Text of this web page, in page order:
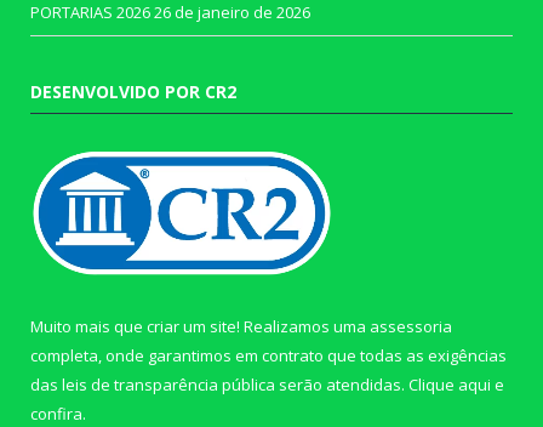
PORTARIAS 202626 de janeiro de 2026
DESENVOLVIDO POR CR2
Muito mais que criar um site! Realizamos uma assessoria
completa, onde garantimos em contrato que todas as exigências
das leis de transparência pública serão atendidas. Clique aqui e
confira.